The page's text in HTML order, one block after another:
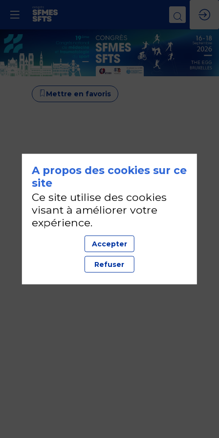
Mettre en favoris
A propos des cookies sur ce
site
Ce site utilise des cookies
visant à améliorer votre
expérience.
Accepter
Refuser